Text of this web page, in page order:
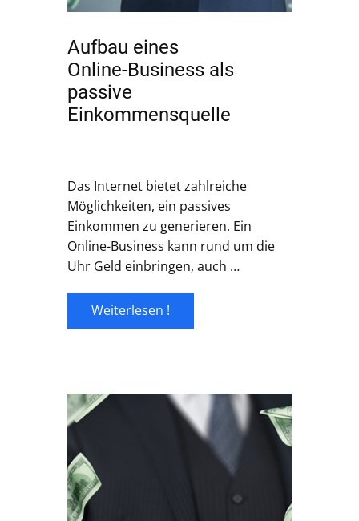
Aufbau eines
Online-Business als
passive
Einkommensquelle
Das Internet bietet zahlreiche
Möglichkeiten, ein passives
Einkommen zu generieren. Ein
Online-Business kann rund um die
Uhr Geld einbringen, auch …
Weiterlesen !